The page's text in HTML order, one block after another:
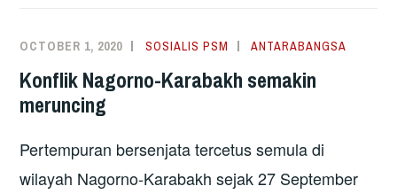
OCTOBER 1, 2020 SOSIALIS PSM ANTARABANGSA
Konflik Nagorno-Karabakh semakin
meruncing
Pertempuran bersenjata tercetus semula di
wilayah Nagorno-Karabakh sejak 27 September